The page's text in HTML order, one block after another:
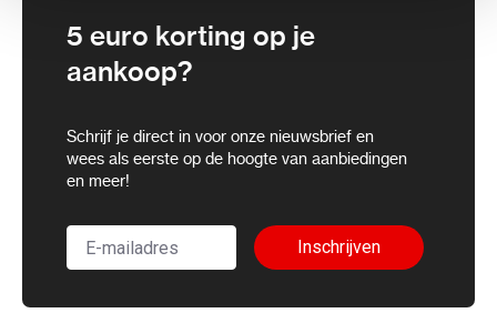
5 euro korting op je
aankoop?
Schrijf je direct in voor onze nieuwsbrief en
wees als eerste op de hoogte van aanbiedingen
en meer!
Inschrijven